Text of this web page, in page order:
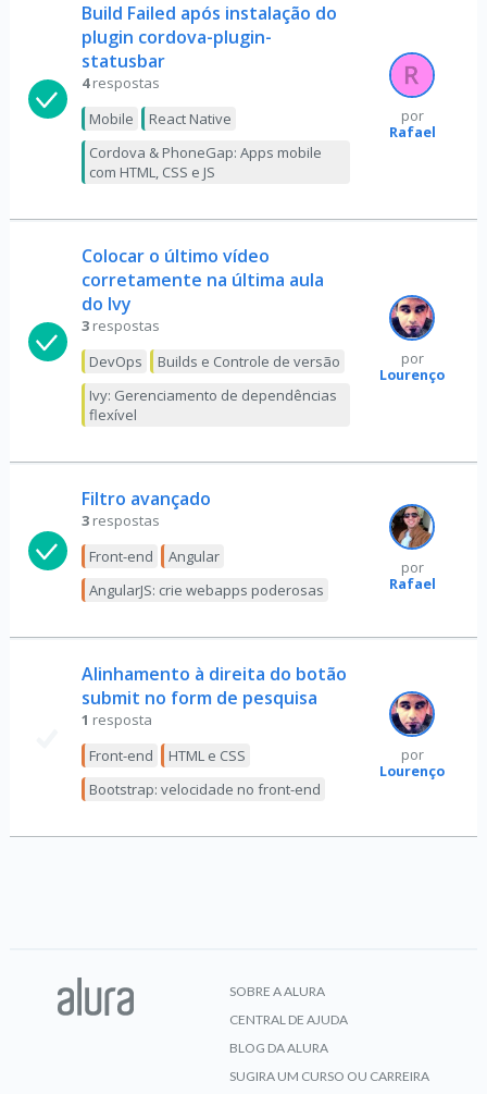
Build Failed após instalação do
plugin cordova-plugin-
statusbar
4 respostas
Mobile
React Native
Cordova & PhoneGap: Apps mobile
com HTML, CSS e JS
por
Rafael
Colocar o último vídeo
corretamente na última aula
do Ivy
3 respostas
DevOps
Builds e Controle de versão
Ivy: Gerenciamento de dependências
flexível
por
Lourenço
Filtro avançado
3 respostas
Front-end
Angular
AngularJS: crie webapps poderosas
por
Rafael
Alinhamento à direita do botão
submit no form de pesquisa
1 resposta
Front-end
HTML e CSS
Bootstrap: velocidade no front-end
por
Lourenço
SOBRE A ALURA
CENTRAL DE AJUDA
BLOG DA ALURA
SUGIRA UM CURSO OU CARREIRA